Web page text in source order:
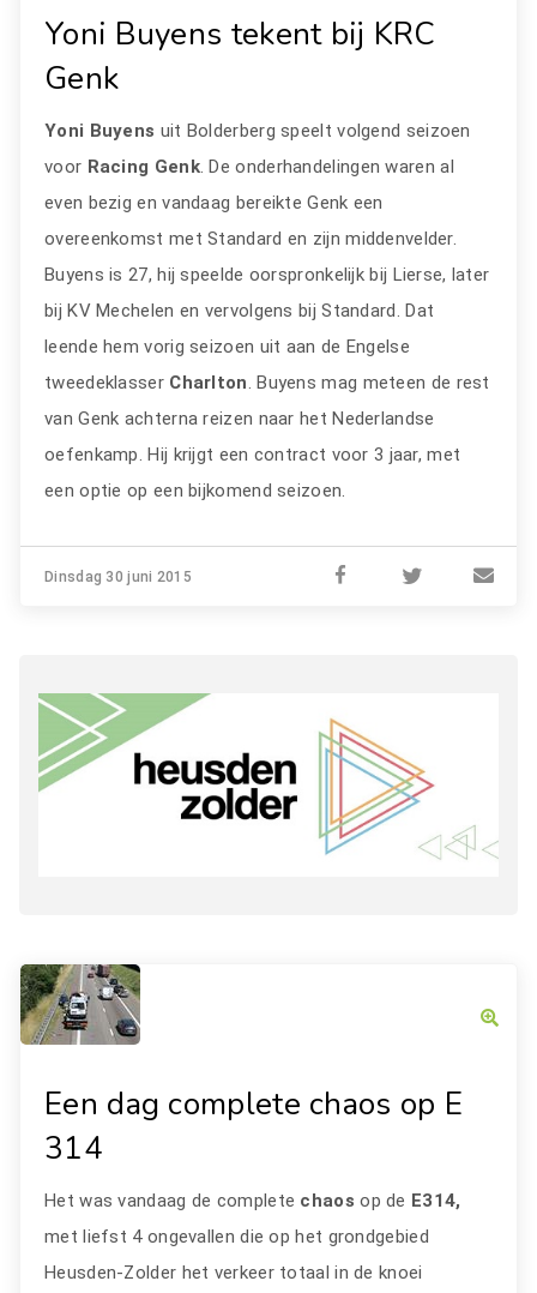
Yoni Buyens tekent bij KRC
Genk
Yoni Buyens uit Bolderberg speelt volgend seizoen
voor Racing Genk. De onderhandelingen waren al
even bezig en vandaag bereikte Genk een
overeenkomst met Standard en zijn middenvelder.
Buyens is 27, hij speelde oorspronkelijk bij Lierse, later
bij KV Mechelen en vervolgens bij Standard. Dat
leende hem vorig seizoen uit aan de Engelse
tweedeklasser Charlton. Buyens mag meteen de rest
van Genk achterna reizen naar het Nederlandse
oefenkamp. Hij krijgt een contract voor 3 jaar, met
een optie op een bijkomend seizoen.
Dinsdag 30 juni 2015
Een dag complete chaos op E
314
Het was vandaag de complete chaosop de E314,
met liefst 4 ongevallen die op het grondgebied
Heusden-Zolder het verkeer totaal in de knoei